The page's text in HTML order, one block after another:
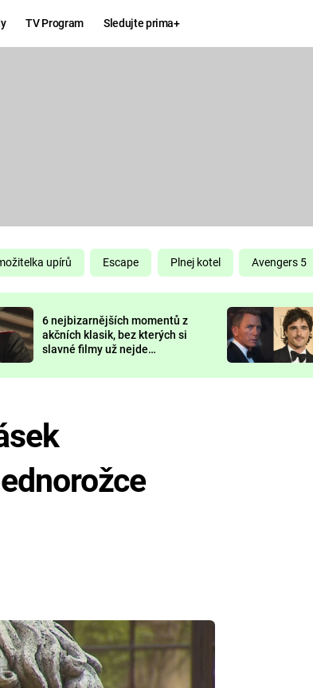
TV Program Sledujte prima+
KOMEDIE
CHUCK
NORRIS
DEADPOOL
upírů Escape Plnej kotel Avengers 5
6 nejbizarnějších momentů z
akčních klasik, bez kterých si
slavné filmy už nejde